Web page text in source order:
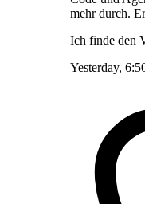
mehr durch.
Ich finde den
Yesterday,